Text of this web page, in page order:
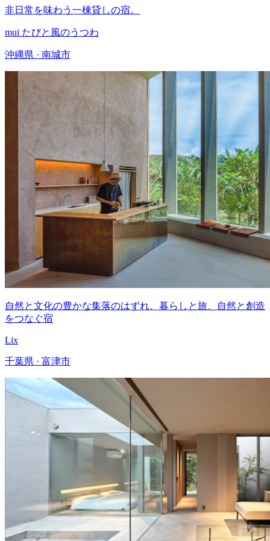
非日常を味わう一棟貸しの宿。
mui たびと風のうつわ
沖縄県 · 南城市
自然と文化の豊かな集落のはずれ、暮らしと旅、自然と創造
をつなぐ宿
Lix
千葉県 · 富津市